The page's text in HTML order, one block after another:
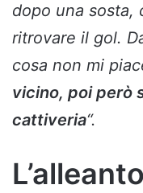
dopo una sosta,
ritrovare il gol.
cosa non mi
vicino, poi però
cattiveria“.